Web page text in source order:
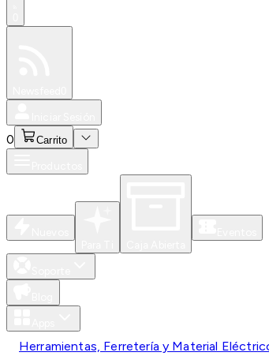
0 Carrito
Herramientas, Ferretería y Material